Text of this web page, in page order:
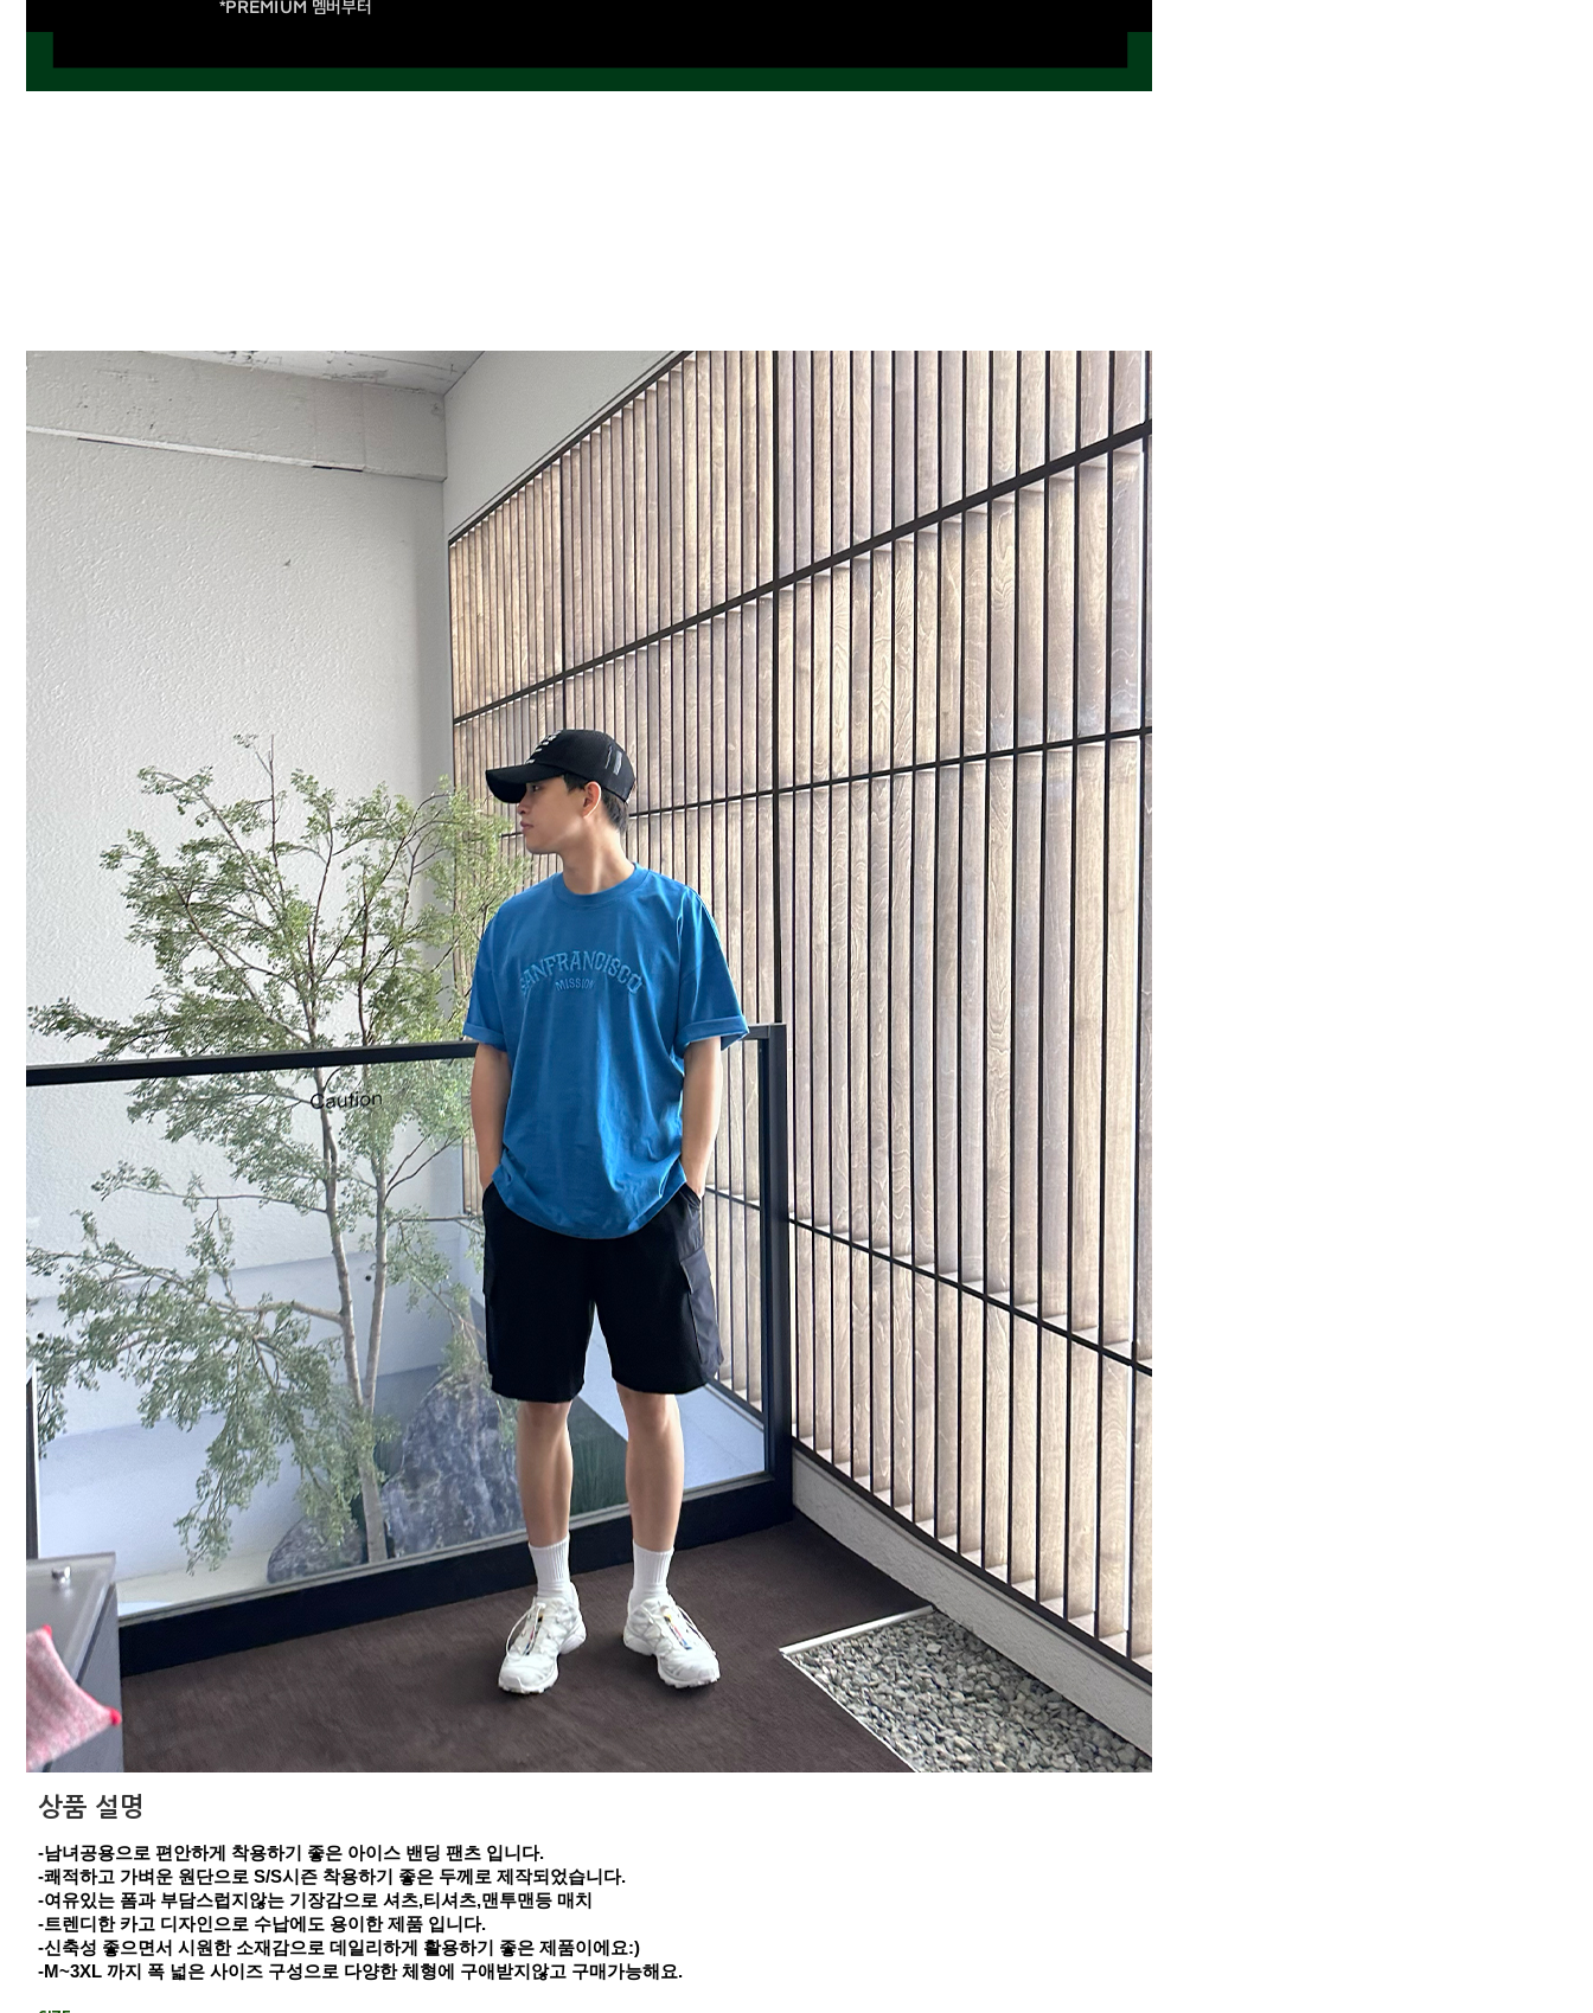
상품 설명
-남녀공용으로 편안하게 착용하기 좋은 아이스 밴딩 팬츠 입니다.
-쾌적하고 가벼운 원단으로 S/S시즌 착용하기 좋은 두께로 제작되었습니다.
-여유있는 폼과 부담스럽지않는 기장감으로 셔츠,티셔츠,맨투맨등 매치
-트렌디한 카고 디자인으로 수납에도 용이한 제품 입니다.
-신축성 좋으면서 시원한 소재감으로 데일리하게 활용하기 좋은 제품이에요:)
-M~3XL 까지 폭 넓은 사이즈 구성으로 다양한 체형에 구애받지않고 구매가능해요.